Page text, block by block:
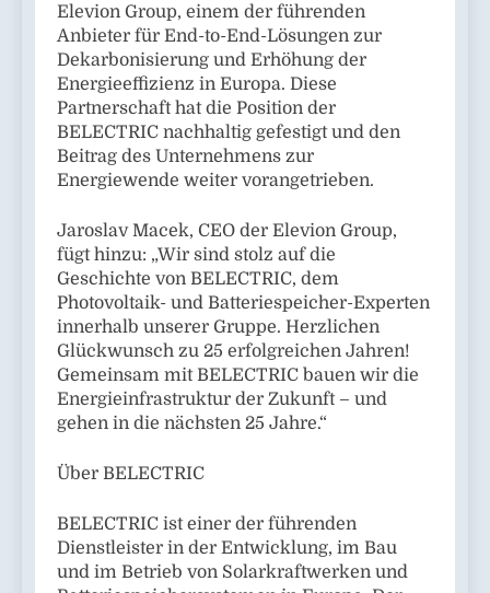
Elevion Group, einem der führenden
Anbieter für End-to-End-Lösungen zur
Dekarbonisierung und Erhöhung der
Energieeffizienz in Europa. Diese
Partnerschaft hat die Position der
BELECTRIC nachhaltig gefestigt und den
Beitrag des Unternehmens zur
Energiewende weiter vorangetrieben.
Jaroslav Macek, CEO der Elevion Group,
fügt hinzu: „Wir sind stolz auf die
Geschichte von BELECTRIC, dem
Photovoltaik- und Batteriespeicher-Experten
innerhalb unserer Gruppe. Herzlichen
Glückwunsch zu 25 erfolgreichen Jahren!
Gemeinsam mit BELECTRIC bauen wir die
Energieinfrastruktur der Zukunft – und
gehen in die nächsten 25 Jahre.“
Über BELECTRIC
BELECTRIC ist einer der führenden
Dienstleister in der Entwicklung, im Bau
und im Betrieb von Solarkraftwerken und